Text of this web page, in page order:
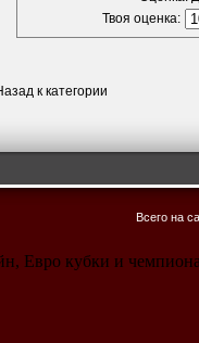
Твоя оценка:
к категории
Всего на